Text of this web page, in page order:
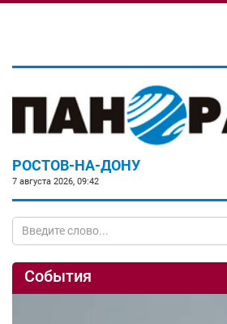
РОСТОВ-НА-ДОНУ
7 августа 2026, 09:42
События